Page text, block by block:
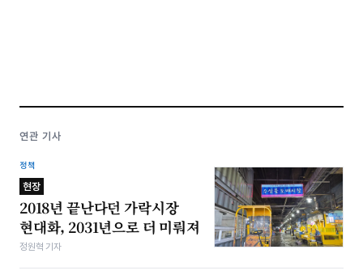
연관 기사
정책
현장
2018년 끝난다던 가락시장
현대화, 2031년으로 더 미뤄져
정원혁 기자